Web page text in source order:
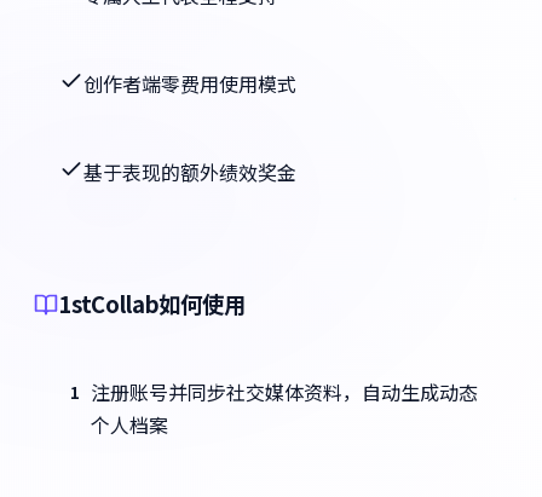
创作者端零费用使用模式
基于表现的额外绩效奖金
1stCollab如何使用
1 注册账号并同步社交媒体资料，自动生成动态
个人档案